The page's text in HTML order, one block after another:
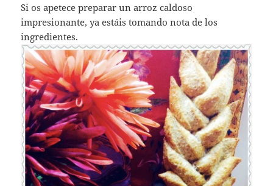
Si os apetece preparar un arroz caldoso
impresionante, ya estáis tomando nota de los
ingredientes.